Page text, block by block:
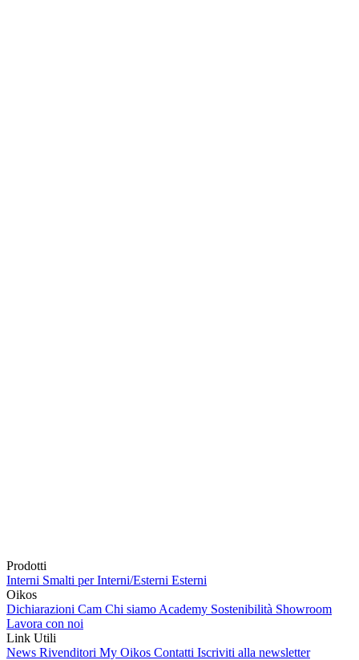
Prodotti
Interni Smalti per Interni/Esterni Esterni
Oikos
Dichiarazioni Cam Chi siamo Academy Sostenibilità Showroom
Lavora con noi
Link Utili
News Rivenditori My Oikos Contatti Iscriviti alla newsletter